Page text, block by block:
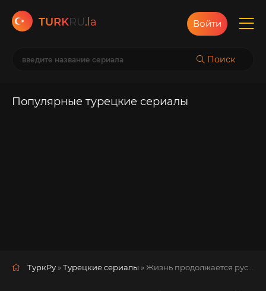
TURKRU.la
Поиск
Войти
Популярные турецкие сериалы
ТуркРу »Турецкие сериалы » Жизнь продолжается русская озвучка смотреть полностью онлайн!